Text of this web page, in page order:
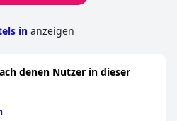
in anzeigen
denen Nutzer in dieser